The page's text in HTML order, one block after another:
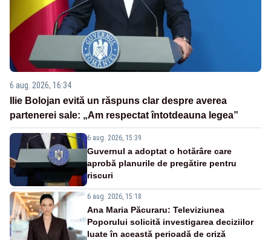
6 aug. 2026, 16:34
Ilie Bolojan evită un răspuns clar despre averea
partenerei sale: „Am respectat întotdeauna legea”
6 aug. 2026, 15:39
Guvernul a adoptat o hotărâre care
aprobă planurile de pregătire pentru
riscuri
6 aug. 2026, 15:18
Ana Maria Păcuraru: Televiziunea
Poporului solicită investigarea deciziilor
luate în această perioadă de criză